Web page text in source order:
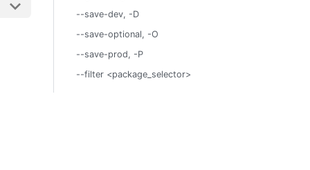
--save-dev, -D
--save-optional, -O
--save-prod, -P
--filter <package_selector>